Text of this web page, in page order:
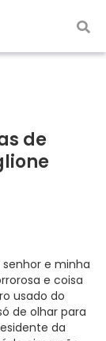
de
senhor e minha
e coisa
usado do
de olhar para
da